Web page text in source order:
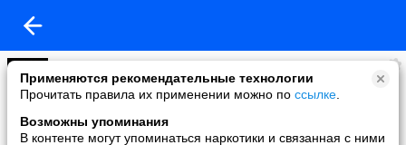
Применяются рекомендательные технологии
Прочитать правила их применении можно по ссылке
Возможны упоминания
В контенте могут упоминаться наркотики и связанная с ними
TATIANA
added a photo
21 May в 23:54